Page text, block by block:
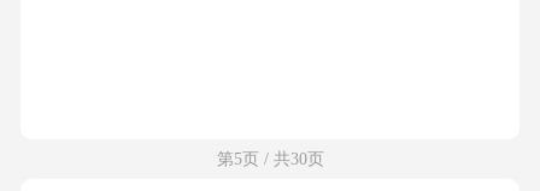
第5页 / 共30页